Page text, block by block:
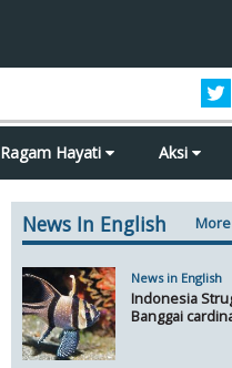
Ragam Hayati Aksi
News In English
News in English
Indonesia
Banggai